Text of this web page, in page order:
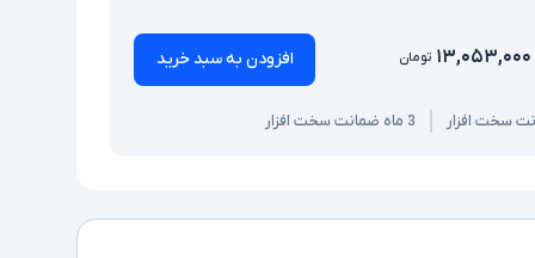
۱۳,۰۵۳,۰۰۰ تومان افزودن به سبد خرید
3 ماه ضمانت سخت افزار